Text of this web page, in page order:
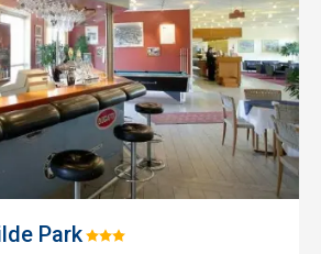
ParkHodnotenie: